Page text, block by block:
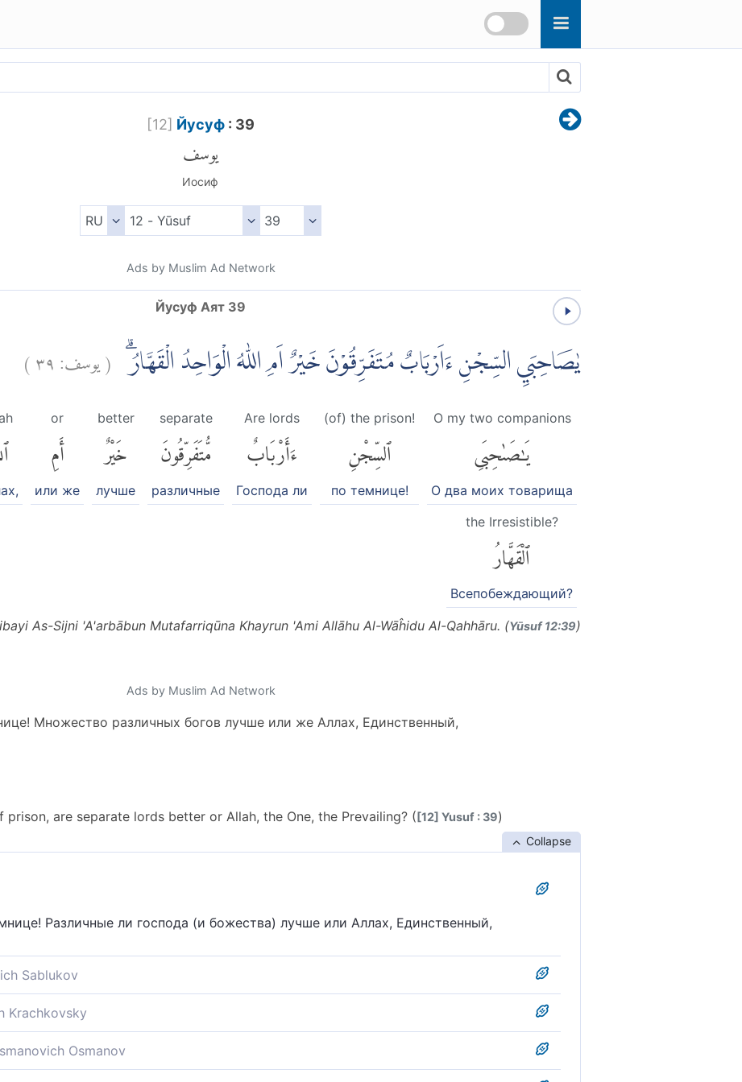
[12] Йусуф: 39
يوسف
Иосиф
Ads by Muslim Ad Network
Йусуф Аят 39
يٰصَاحِبَيِ السِّجْنِ ءَاَرْبَابٌ مُتَفَرِّقُوْنَ خَيْرٌ اَمِ اللّٰهُ الْوَاحِدُ الْقَهَّارُۗ (يوسف:٣٩)
O my two companions
يَٰصَىٰحِبَىِ
О два моих товарища
(of) the prison!
ٱلسِّجْنِ
по темнице!
Are lords
ءَأَرْبَابٌ
Господа ли
separate
مُّتَفَرِّقُونَ
различные
better
خَيْرٌ
лучше
or
أَمِ
или же
the Irresistible?
ٱلْقَهَّارُ
Всепобеждающий?
As-Sijni 'A'arbābun Mutafarriqūna Khayrun 'Ami Allāhu Al-Wāĥidu Al-Qahhāru. (Yūsuf 12:39)
Ads by Muslim Ad Network
Множество различных богов лучше или же Аллах, Единственный,
are separate lords better or Allah, the One, the Prevailing? ([12] Yusuf : 39)
Collapse
Различные ли господа (и божества) лучше или Аллах, Единственный,
Sablukov
Многие ли властелины стоят больше, или единый и могущественный Бог?
Krachkovsky
Различные ли господа лучше или Аллах, единый, могучий?
Osmanov